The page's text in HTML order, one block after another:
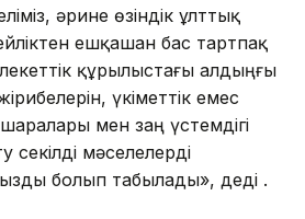
әрине өзіндік ұлттық
ешқашан бас тартпақ
құрылыстағы алдыңғы
үкіметтік емес
мен заң үстемдігі
секілді мәселелерді
болып табылады», деді Қ.